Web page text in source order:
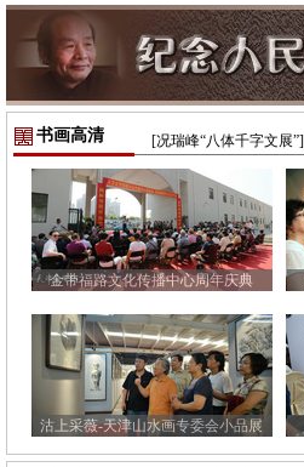
书画高清 [况瑞峰“八体千字文展”]
金带福路文化传播中心周年庆典
沽上采薇-天津山水画专委会小品展